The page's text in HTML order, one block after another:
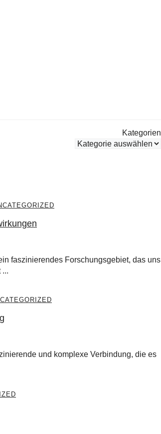
Kategorien
faszinierendes Forschungsgebiet, das uns
...
und komplexe Verbindung, die es